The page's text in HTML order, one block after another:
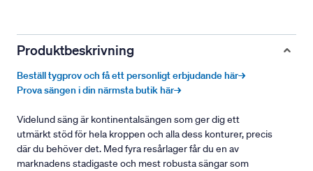
Produktbeskrivning
Beställ tygprov och få ett personligt erbjudande här→
Prova sängen i din närmsta butik här→
Videlund säng är kontinentalsängen som ger dig ett
utmärkt stöd för hela kroppen och alla dess konturer, precis
där du behöver det. Med fyra resårlager får du en av
marknadens stadigaste och mest robusta sängar som